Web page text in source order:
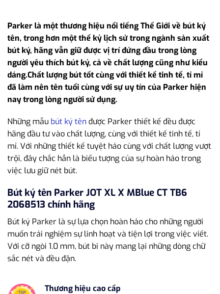
Parker là một thương hiệu nổi tiếng Thế Giới về bút ký
tên, trong hơn một thế kỷ lịch sử trong ngành sản xuất
bút ký, hãng vẫn giữ được vị trí đứng đầu trong lòng
người yêu thích bút ký, cả về chất lượng cũng như kiểu
dáng.Chất lượng bút tốt cùng với thiết kế tinh tế, tỉ mỉ
đã làm nên tên tuổi cùng với sự uy tín của Parker hiện
nay trong lòng người sử dụng.
Những mẫu bút ký tên được Parker thiết kế đều được
hãng đầu tư vào chất lượng, cùng với thiết kế tinh tế, tỉ
mỉ. Với những thiết kế tuyệt hảo cùng với chất lượng vượt
trội, đây chắc hẳn là biểu tượng của sự hoàn hảo trong
việc lưu giữ nét bút.
Bút ký tên Parker JOT XL X MBlue CT TB6
2068513 chính hãng
Bút ký Parker là sự lựa chọn hoàn hảo cho những người
muốn trải nghiệm sự linh hoạt và tiện lợi trong việc viết.
Với cỡ ngòi 1.0 mm, bút bi này mang lại những dòng chữ
sắc nét và đều đặn.
Thương hiệu cao cấp